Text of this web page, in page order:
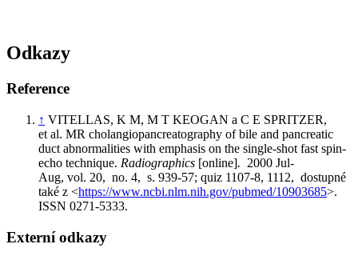
Odkazy
Reference
↑ VITELLAS, K M, M T KEOGAN a C E SPRITZER,
et al. MR cholangiopancreatography of bile and pancreatic
duct abnormalities with emphasis on the single-shot fast spin-
echo technique. Radiographics [online]. 2000 Jul-
Aug, vol. 20, no. 4, s. 939-57; quiz 1107-8, 1112, dostupné
také z <https://www.ncbi.nlm.nih.gov/pubmed/10903685>.
ISSN 0271-5333.
Externí odkazy